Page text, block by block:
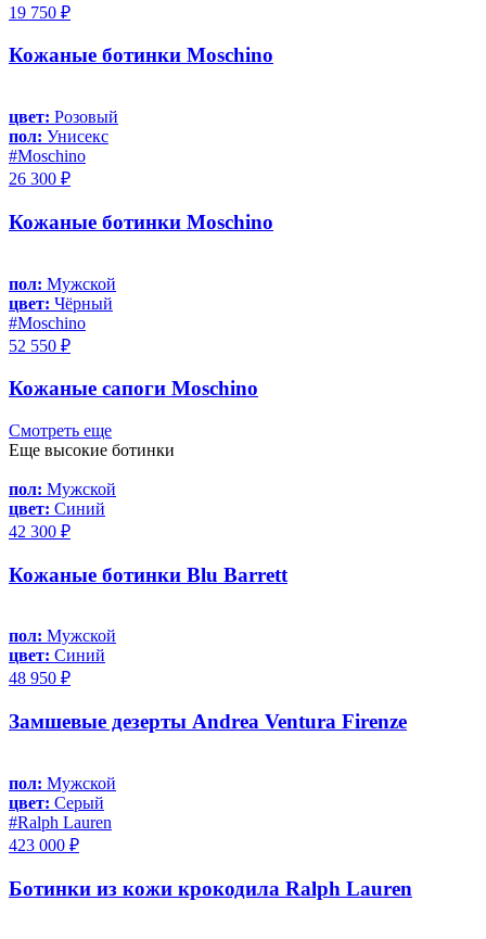
19 750 ₽
Кожаные ботинки Moschino
цвет: Розовый
пол: Унисекс
#Moschino
26 300 ₽
Кожаные ботинки Moschino
пол: Мужской
цвет: Чёрный
#Moschino
52 550 ₽
Кожаные сапоги Moschino
Смотреть еще
Еще высокие ботинки
пол: Мужской
цвет: Синий
42 300 ₽
Кожаные ботинки Blu Barrett
пол: Мужской
цвет: Синий
48 950 ₽
Замшевые дезерты Andrea Ventura Firenze
пол: Мужской
цвет: Серый
#Ralph Lauren
423 000 ₽
Ботинки из кожи крокодила Ralph Lauren